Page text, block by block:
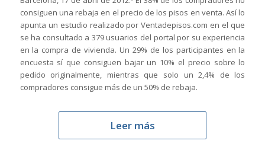
consiguen una rebaja en el precio de los pisos en venta. Así lo
apunta un estudio realizado por Ventadepisos.com en el que
se ha consultado a 379 usuarios del portal por su experiencia
en la compra de vivienda. Un 29% de los participantes en la
encuesta sí que consiguen bajar un 10% el precio sobre lo
pedido originalmente, mientras que solo un 2,4% de los
compradores consigue más de un 50% de rebaja.
Leer más